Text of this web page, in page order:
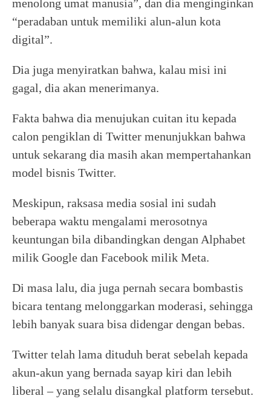
menolong umat manusia”, dan dia menginginkan
“peradaban untuk memiliki alun-alun kota
digital”.
Dia juga menyiratkan bahwa, kalau misi ini
gagal, dia akan menerimanya.
Fakta bahwa dia menujukan cuitan itu kepada
calon pengiklan di Twitter menunjukkan bahwa
untuk sekarang dia masih akan mempertahankan
model bisnis Twitter.
Meskipun, raksasa media sosial ini sudah
beberapa waktu mengalami merosotnya
keuntungan bila dibandingkan dengan Alphabet
milik Google dan Facebook milik Meta.
Di masa lalu, dia juga pernah secara bombastis
bicara tentang melonggarkan moderasi, sehingga
lebih banyak suara bisa didengar dengan bebas.
Twitter telah lama dituduh berat sebelah kepada
akun-akun yang bernada sayap kiri dan lebih
liberal – yang selalu disangkal platform tersebut.